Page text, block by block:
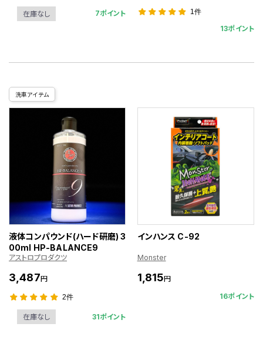
在庫なし 7ポイント 1件
13ポイント
洗車アイテム
液体コンパウンド(ハード研磨) 3
00ml HP-BALANCE9
アストロプロダクツ
3,487円
2件
在庫なし 31ポイント
インハンス C-92
Monster
1,815円
16ポイント